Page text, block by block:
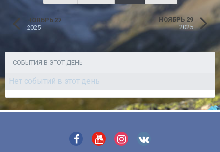
НОЯБРЬ 27
2025
НОЯБРЬ 29
2025
СОБЫТИЯ В ЭТОТ ДЕНЬ
Нет событий в этот день